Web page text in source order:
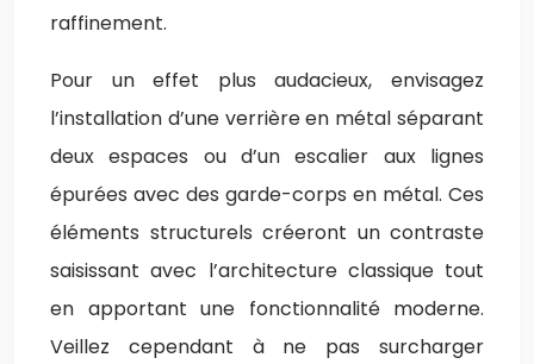
raffinement.
Pour un effet plus audacieux, envisagez
l’installation d’une verrière en métal séparant
deux espaces ou d’un escalier aux lignes
épurées avec des garde-corps en métal. Ces
éléments structurels créeront un contraste
saisissant avec l’architecture classique tout
en apportant une fonctionnalité moderne.
Veillez cependant à ne pas surcharger